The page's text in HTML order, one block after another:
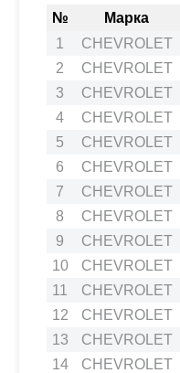
№ Марка
1
CHEVROLET
2
CHEVROLET
3
CHEVROLET
4
CHEVROLET
5
CHEVROLET
6
CHEVROLET
7
CHEVROLET
8
CHEVROLET
9
CHEVROLET
10
CHEVROLET
11
CHEVROLET
12
CHEVROLET
13
CHEVROLET
14
CHEVROLET